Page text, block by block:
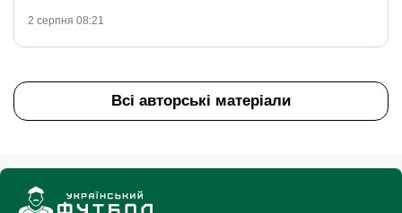
2 серпня 08:21
Всі авторські матеріали